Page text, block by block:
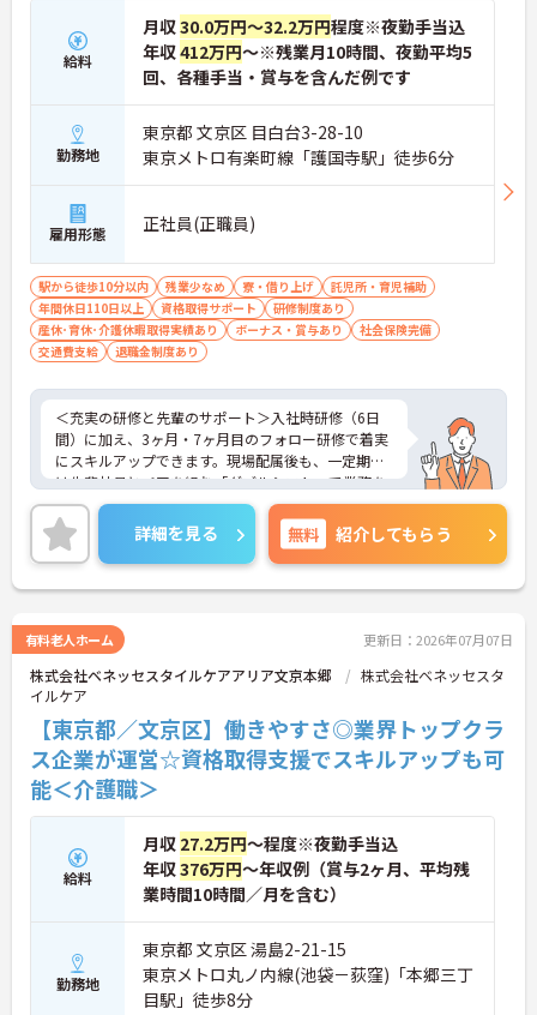
給料
月収30.0万円～32.2万円程度※夜勤手当込
年収412万円～※残業月10時間、夜勤平均5
回、各種手当・賞与を含んだ例です
勤務地
東京都 文京区 目白台3-28-10
東京メトロ有楽町線「護国寺駅」徒歩6分
雇用形態 正社員(正職員)
駅から徒歩10分以内 残業少なめ 寮・借り上げ
託児所・育児補助
年間休日110日以上
資格取得サポート
研修制度あり
産休･育休･介護休暇取得実績あり
ボーナス・賞与あり
社会保険完備
交通費支給
退職金制度あり
＜充実の研修と先輩のサポート＞入社時研修（6日
間）に加え、3ヶ月・7ヶ月目のフォロー研修で着実
にスキルアップできます。現場配属後も、一定期間
は先輩社員とペアを組む「ダブルシフト」で業務を
習得できるので、一人で抱え込むことはありませ
ん。
＜頑張りが給与に直結！専門性を磨いて年収アップ
＞経験やスキルがしっかり給与に反映される仕組み
です。定期昇給に加え、独自の社内専門資格制度
の専門性を認定されると、1資格につき月給＋1万円
（最大4万円）の手当がつきます。キャリアアップす
れば年収UPも目指せるため、高いモチベーションで
働き続けられます。
＜家族も嬉しい！ベネッセグループならではの手厚
い福利厚生＞ご家族も支える制度が満載♪産休・育
休の取得実績も多数あり、ライフステージが変わっ
ても長く安心して働き続けられる環境が整っていま
す。
詳細を見る 無料 紹介してもらう
有料老人ホーム 更新日：2026年07月07日
株式会社ベネッセスタイルケアアリア文京本郷
株式会社ベネッセスタ
イルケア
【東京都／文京区】働きやすさ◎業界トップクラ
ス企業が運営☆資格取得支援でスキルアップも可
能＜介護職＞
給料
月収 27.2万円～程度※夜勤手当込
年収376万円～年収例（賞与2ヶ月、平均残
業時間10時間／月を含む）
勤務地
東京都 文京区 湯島2-21-15
東京メトロ丸ノ内線(池袋－荻窪)「本郷三丁
目駅」徒歩8分